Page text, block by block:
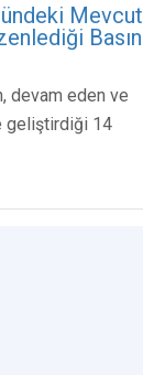
Mevcut
Basın
devam eden ve
geliştirdiği 14